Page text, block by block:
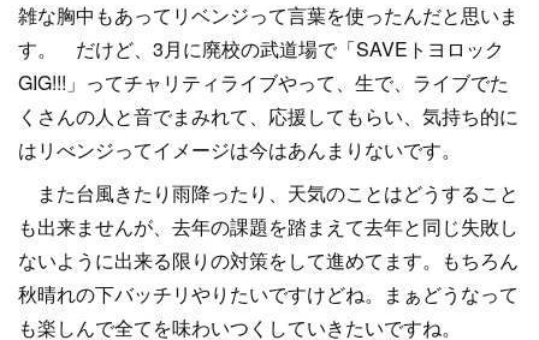
雑な胸中もあってリベンジって言葉を使ったんだと思いま
す。 だけど、3月に廃校の武道場で「SAVEトヨロック
GIG!!!」ってチャリティライブやって、生で、ライブでた
くさんの人と音でまみれて、応援してもらい、気持ち的に
はリべンジってイメージは今はあんまりないです。
また台風きたり雨降ったり、天気のことはどうすること
も出来ませんが、去年の課題を踏まえて去年と同じ失敗し
ないように出来る限りの対策をして進めてます。もちろん
秋晴れの下バッチリやりたいですけどね。まぁどうなって
も楽しんで全てを味わいつくしていきたいですね。